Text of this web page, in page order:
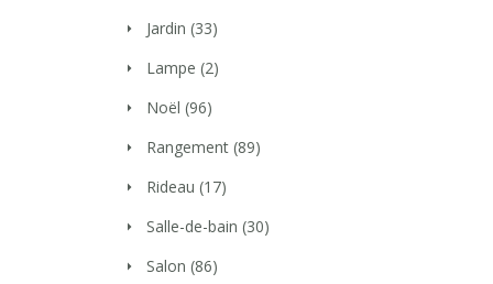
Jardin (33)
Lampe (2)
Noël (96)
Rangement (89)
Rideau (17)
Salle-de-bain (30)
Salon (86)